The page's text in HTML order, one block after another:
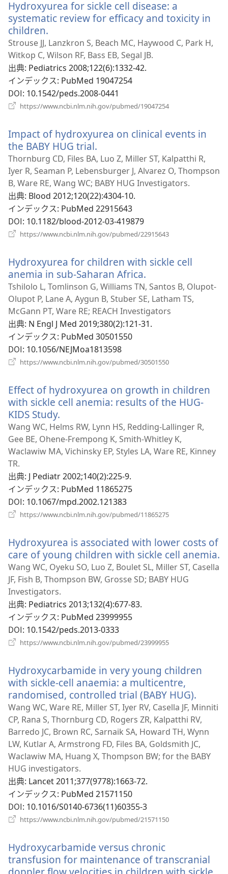
タ
ブ
で
く）
Hydroxyurea for sickle cell disease: a
systematic review for efficacy and toxicity in
children.
し
い
タ
ブ
で
開
Strouse JJ, Lanzkron S, Beach MC, Haywood C, Park H,
Witkop C, Wilson RF, Bass EB, Segal JB.
出典‎: Pediatrics 2008;122(6):1332-42.
インデックス‎: PubMed 19047254
DOI‎: 10.1542/peds.2008-0441
https://www.ncbi.nlm.nih.gov/pubmed/19047254
タ
開
く）
Impact of hydroxyurea on clinical events in
the BABY HUG trial.
し
い
タ
ブ
で
開
く）
Thornburg CD, Files BA, Luo Z, Miller ST, Kalpatthi R,
Iyer R, Seaman P, Lebensburger J, Alvarez O, Thompson
B, Ware RE, Wang WC; BABY HUG Investigators.
出典‎: Blood 2012;120(22):4304-10.
インデックス‎: PubMed 22915643
DOI‎: 10.1182/blood-2012-03-419879
https://www.ncbi.nlm.nih.gov/pubmed/22915643
タ
開
く）
Hydroxyurea for children with sickle cell
anemia in sub-Saharan Africa.
し
い
タ
ブ
く）
Tshilolo L, Tomlinson G, Williams TN, Santos B, Olupot-
Olupot P, Lane A, Aygun B, Stuber SE, Latham TS,
McGann PT, Ware RE; REACH Investigators
出典‎: N Engl J Med 2019;380(2):121-31.
インデックス‎: PubMed 30501550
DOI‎: 10.1056/NEJMoa1813598
https://www.ncbi.nlm.nih.gov/pubmed/30501550
タ
ブ
で
く）
Effect of hydroxyurea on growth in children
with sickle cell anemia: results of the HUG-
KIDS Study.
し
い
タ
で
開
く）
Wang WC, Helms RW, Lynn HS, Redding-Lallinger R,
Gee BE, Ohene-Frempong K, Smith-Whitley K,
Waclawiw MA, Vichinsky EP, Styles LA, Ware RE, Kinney
TR.
出典‎: J Pediatr 2002;140(2):225-9.
インデックス‎: PubMed 11865275
DOI‎: 10.1067/mpd.2002.121383
https://www.ncbi.nlm.nih.gov/pubmed/11865275
タ
ブ
で
開
く）
Hydroxyurea is associated with lower costs of
care of young children with sickle cell anemia.
Wang WC, Oyeku SO, Luo Z, Boulet SL, Miller ST, Casella
JF, Fish B, Thompson BW, Grosse SD; BABY HUG
Investigators.
出典‎: Pediatrics 2013;132(4):677-83.
インデックス‎: PubMed 23999955
DOI‎: 10.1542/peds.2013-0333
https://www.ncbi.nlm.nih.gov/pubmed/23999955
タ
ブ
で
開
く）
Hydroxycarbamide in very young children
with sickle-cell anaemia: a multicentre,
randomised, controlled trial (BABY HUG).
し
い
タ
ブ
で
Wang WC, Ware RE, Miller ST, Iyer RV, Casella JF, Minniti
CP, Rana S, Thornburg CD, Rogers ZR, Kalpatthi RV,
Barredo JC, Brown RC, Sarnaik SA, Howard TH, Wynn
LW, Kutlar A, Armstrong FD, Files BA, Goldsmith JC,
Waclawiw MA, Huang X, Thompson BW; for the BABY
HUG investigators.
出典‎: Lancet 2011;377(9778):1663-72.
インデックス‎: PubMed 21571150
DOI‎: 10.1016/S0140-6736(11)60355-3
https://www.ncbi.nlm.nih.gov/pubmed/21571150
ブ
で
Hydroxycarbamide versus chronic
transfusion for maintenance of transcranial